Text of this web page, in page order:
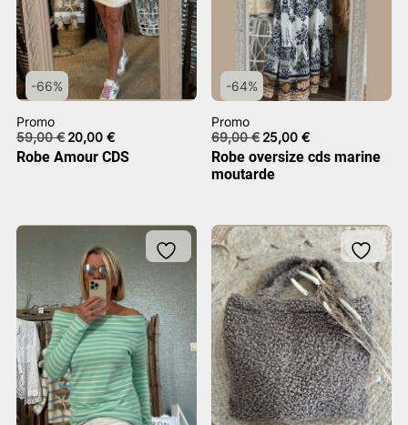
-66%
Promo
59,00€ Le
prix
initial
20,00 €Le
prix
actuel
Robe Amour CDS
-64%
Promo
69,00€ Le
prix
initial
était :
25,00€Le
prix
actuel
Robe oversize cds marine
moutarde